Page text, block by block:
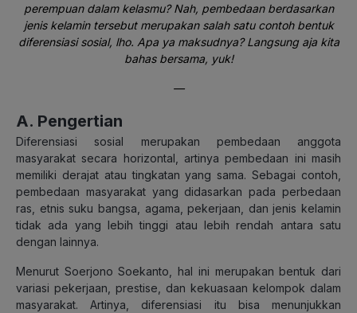
perempuan dalam kelasmu? Nah, pembedaan berdasarkan
jenis kelamin tersebut merupakan salah satu contoh bentuk
diferensiasi sosial, lho. Apa ya maksudnya? Langsung aja kita
bahas bersama, yuk!
—
A. Pengertian
Diferensiasi sosial merupakan pembedaan anggota
masyarakat secara horizontal, artinya pembedaan ini masih
memiliki derajat atau tingkatan yang sama. Sebagai contoh,
pembedaan masyarakat yang didasarkan pada perbedaan
ras, etnis suku bangsa, agama, pekerjaan, dan jenis kelamin
tidak ada yang lebih tinggi atau lebih rendah antara satu
dengan lainnya.
Menurut Soerjono Soekanto, hal ini merupakan bentuk dari
variasi pekerjaan, prestise, dan kekuasaan kelompok dalam
masyarakat. Artinya, diferensiasi itu bisa menunjukkan